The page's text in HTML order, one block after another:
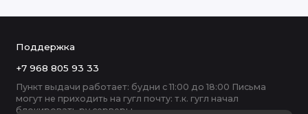
Поддержка
+7 968 805 93 33
Пункт выдачи работает: будни с 11:00 до 18:00 Письма
могут не приходить на гугл почту: т.к. гугл начал
блокировать ру серверы